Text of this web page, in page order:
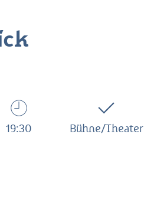
19:30 Bühne/Theater